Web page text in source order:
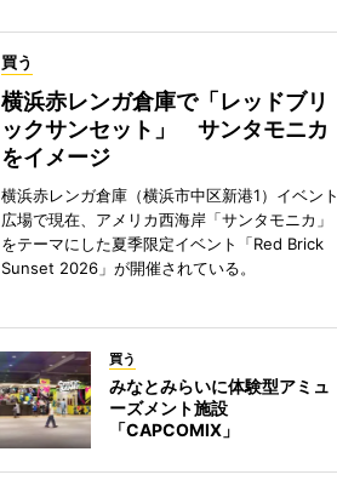
買う
横浜赤レンガ倉庫で「レッドブリ
ックサンセット」 サンタモニカ
をイメージ
横浜赤レンガ倉庫（横浜市中区新港1）イベント
広場で現在、アメリカ西海岸「サンタモニカ」
をテーマにした夏季限定イベント「Red Brick
Sunset 2026」が開催されている。
買う
みなとみらいに体験型アミュ
ーズメント施設
「CAPCOMIX」